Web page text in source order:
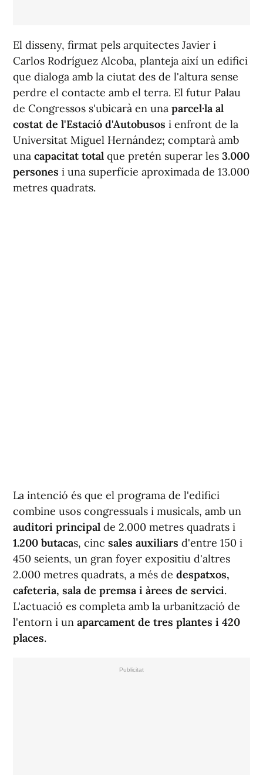
El disseny, firmat pels arquitectes Javier i
Carlos Rodríguez Alcoba, planteja així un edifici
que dialoga amb la ciutat des de l'altura sense
perdre el contacte amb el terra. El futur Palau
de Congressos s'ubicarà en una parcel·la al
costat de l'Estació d'Autobusos i enfront de la
Universitat Miguel Hernández; comptarà amb
una capacitat total que pretén superar les 3.000
persones i una superfície aproximada de 13.000
metres quadrats.
La intenció és que el programa de l'edifici
combine usos congressuals i musicals, amb un
auditori principal de 2.000 metres quadrats i
1.200 butacas, cinc sales auxiliars d'entre 150 i
450 seients, un gran foyer expositiu d'altres
2.000 metres quadrats, a més de despatxos,
cafeteria, sala de premsa i àrees de servici.
L'actuació es completa amb la urbanització de
l'entorn i un aparcament de tres plantes i 420
places.